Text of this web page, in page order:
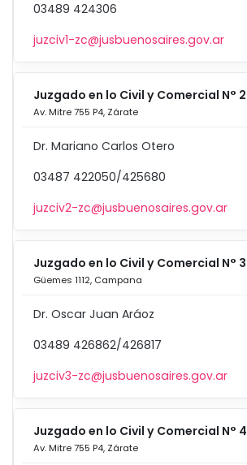
03489 424306
juzciv1-zc@jusbuenosaires.gov.ar
Juzgado en lo Civil y Comercial N° 2
Av. Mitre 755 P4, Zárate
Dr. Mariano Carlos Otero
03487 422050/425680
juzciv2-zc@jusbuenosaires.gov.ar
Juzgado en lo Civil y Comercial N° 3
Güemes 1112, Campana
Dr. Oscar Juan Aráoz
03489 426862/426817
juzciv3-zc@jusbuenosaires.gov.ar
Juzgado en lo Civil y Comercial N° 4
Av. Mitre 755 P4, Zárate